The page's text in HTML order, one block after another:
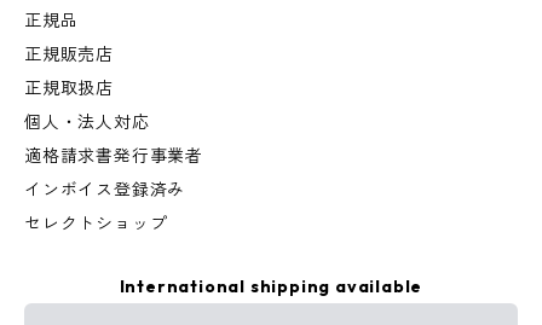
正規品
正規販売店
正規取扱店
個人・法人対応
適格請求書発行事業者
インボイス登録済み
セレクトショップ
International shipping available